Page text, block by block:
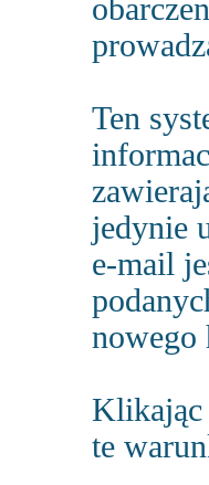
Ten
jedynie
e-mail
nowego
Klikając
te